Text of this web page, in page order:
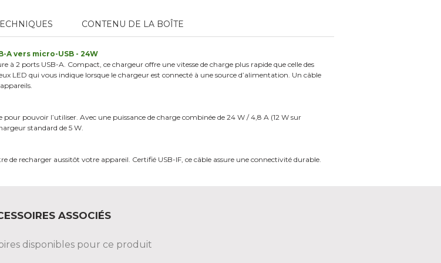
A vers micro-USB - 24W
à 2 ports USB-A. Compact, ce chargeur offre une vitesse de charge plus rapide que celle des
LED qui vous indique lorsque le chargeur est connecté à une source d’alimentation. Un câble
pouvoir l’utiliser. Avec une puissance de charge combinée de 24 W / 4,8 A (12 W sur
standard de 5 W.
de recharger aussitôt votre appareil. Certifié USB-IF, ce câble assure une connectivité durable.
CONTENU DE LA BOÎTE
ASSOCIÉS
disponibles pour ce produit